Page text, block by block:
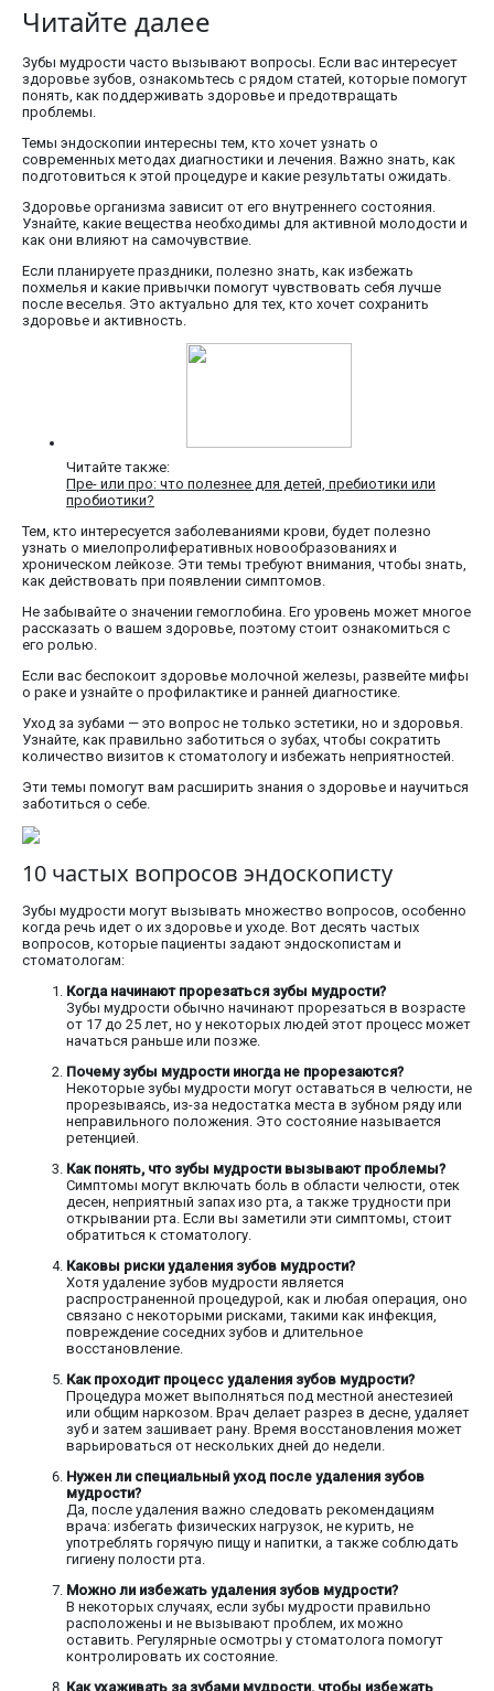
Читайте далее
Зубы мудрости часто вызывают вопросы. Если вас интересует
здоровье зубов, ознакомьтесь с рядом статей, которые помогут
понять, как поддерживать здоровье и предотвращать
проблемы.
Темы эндоскопии интересны тем, кто хочет узнать о
современных методах диагностики и лечения. Важно знать, как
подготовиться к этой процедуре и какие результаты ожидать.
Здоровье организма зависит от его внутреннего состояния.
Узнайте, какие вещества необходимы для активной молодости и
как они влияют на самочувствие.
Если планируете праздники, полезно знать, как избежать
похмелья и какие привычки помогут чувствовать себя лучше
после веселья. Это актуально для тех, кто хочет сохранить
здоровье и активность.
Читайте также:
Пре- или про: что полезнее для детей, пребиотики или
пробиотики?
Тем, кто интересуется заболеваниями крови, будет полезно
узнать о миелопролиферативных новообразованиях и
хроническом лейкозе. Эти темы требуют внимания, чтобы знать,
как действовать при появлении симптомов.
Не забывайте о значении гемоглобина. Его уровень может многое
рассказать о вашем здоровье, поэтому стоит ознакомиться с
его ролью.
Если вас беспокоит здоровье молочной железы, развейте мифы
о раке и узнайте о профилактике и ранней диагностике.
Уход за зубами — это вопрос не только эстетики, но и здоровья.
Узнайте, как правильно заботиться о зубах, чтобы сократить
количество визитов к стоматологу и избежать неприятностей.
Эти темы помогут вам расширить знания о здоровье и научиться
заботиться о себе.
10 частых вопросов эндоскописту
Зубы мудрости могут вызывать множество вопросов, особенно
когда речь идет о их здоровье и уходе. Вот десять частых
вопросов, которые пациенты задают эндоскопистам и
стоматологам:
Когда начинают прорезаться зубы мудрости?
Зубы мудрости обычно начинают прорезаться в возрасте
от 17 до 25 лет, но у некоторых людей этот процесс может
начаться раньше или позже.
Почему зубы мудрости иногда не прорезаются?
Некоторые зубы мудрости могут оставаться в челюсти, не
прорезываясь, из-за недостатка места в зубном ряду или
неправильного положения. Это состояние называется
ретенцией.
Как понять, что зубы мудрости вызывают проблемы?
Симптомы могут включать боль в области челюсти, отек
десен, неприятный запах изо рта, а также трудности при
открывании рта. Если вы заметили эти симптомы, стоит
обратиться к стоматологу.
Каковы риски удаления зубов мудрости?
Хотя удаление зубов мудрости является
распространенной процедурой, как и любая операция, оно
связано с некоторыми рисками, такими как инфекция,
повреждение соседних зубов и длительное
восстановление.
Как проходит процесс удаления зубов мудрости?
Процедура может выполняться под местной анестезией
или общим наркозом. Врач делает разрез в десне, удаляет
зуб и затем зашивает рану. Время восстановления может
варьироваться от нескольких дней до недели.
Нужен ли специальный уход после удаления зубов
мудрости?
Да, после удаления важно следовать рекомендациям
врача: избегать физических нагрузок, не курить, не
употреблять горячую пищу и напитки, а также соблюдать
гигиену полости рта.
Можно ли избежать удаления зубов мудрости?
В некоторых случаях, если зубы мудрости правильно
расположены и не вызывают проблем, их можно
оставить. Регулярные осмотры у стоматолога помогут
контролировать их состояние.
Как ухаживать за зубами мудрости, чтобы избежать